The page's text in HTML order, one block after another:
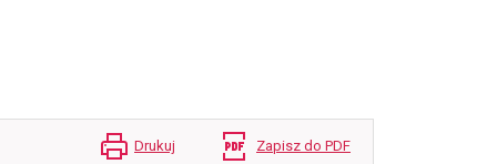
Drukuj Zapisz do PDF